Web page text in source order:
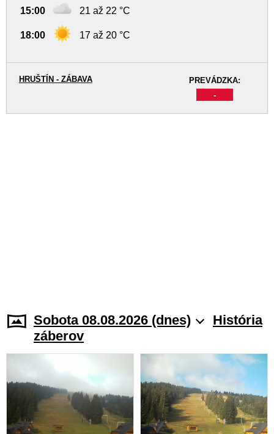
15:00 21 až 22 °C
18:00 17 až 20 °C
PREVÁDZKA:
-
HRUŠTÍN - ZÁBAVA
Sobota 08.08.2026 (dnes)
História
záberov